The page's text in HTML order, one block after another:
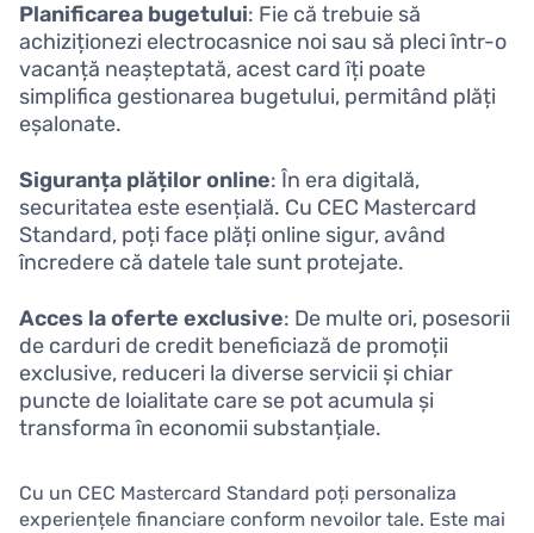
Planificarea bugetului: Fie că trebuie să
achiziționezi electrocasnice noi sau să pleci într-o
vacanță neașteptată, acest card îți poate
simplifica gestionarea bugetului, permitând plăți
eșalonate.
Siguranța plăților online: În era digitală,
securitatea este esențială. Cu CEC Mastercard
Standard, poți face plăți online sigur, având
încredere că datele tale sunt protejate.
Acces la oferte exclusive: De multe ori, posesorii
de carduri de credit beneficiază de promoții
exclusive, reduceri la diverse servicii și chiar
puncte de loialitate care se pot acumula și
transforma în economii substanțiale.
Cu un CEC Mastercard Standard poți personaliza
experiențele financiare conform nevoilor tale. Este mai